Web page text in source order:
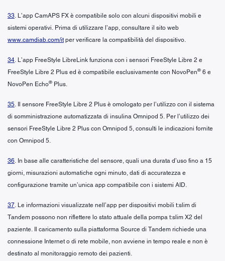
33. L’app CamAPS FX è compatibile solo con alcuni dispositivi mobili e
sistemi operativi. Prima di utilizzare l’app, consultare il sito web
www.camdiab.com/it per verificare la compatibilità del dispositivo.
34. L’app FreeStyle LibreLink funziona con i sensori FreeStyle Libre 2 e
FreeStyle Libre 2 Plus ed è compatibile esclusivamente con NovoPen® 6 e
NovoPen Echo® Plus.
35. Il sensore FreeStyle Libre 2 Plus è omologato per l’utilizzo con il sistema
di somministrazione automatizzata di insulina Omnipod 5. Per l’utilizzo dei
sensori FreeStyle Libre 2 Plus con Omnipod 5, consulti le indicazioni fornite
con Omnipod 5.
36. In base alle caratteristiche del sensore, quali una durata d’uso fino a 15
giorni, misurazioni automatiche ogni minuto, dati di accuratezza e
configurazione tramite un’unica app compatibile con i sistemi AID.
37. Le informazioni visualizzate nell’app per dispositivi mobili t:slim di
Tandem possono non riflettere lo stato attuale della pompa t:slim X2 del
paziente. Il caricamento sulla piattaforma Source di Tandem richiede una
connessione Internet o di rete mobile, non avviene in tempo reale e non è
destinato al monitoraggio remoto dei pazienti.